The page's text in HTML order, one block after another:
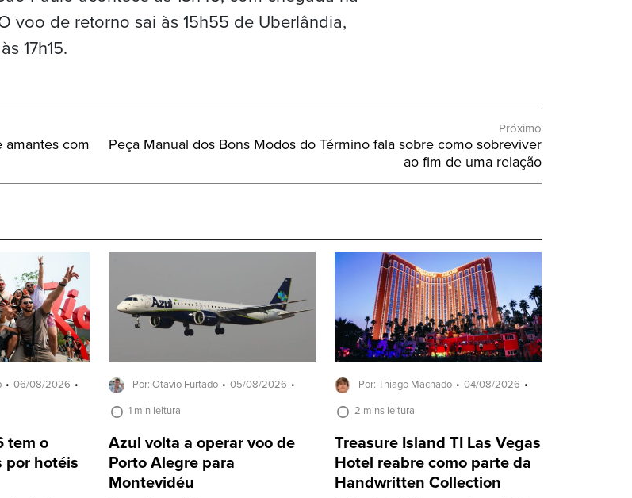
voo de retorno sai às 15h55 de Uberlândia,
17h15.
amantes com
Próximo
Próximo
Peça Manual dos Bons Modos do Término fala sobre como sobreviver
ao fim de uma relação
06/08/2026
tem o
por hotéis
Por: Otavio Furtado 05/08/2026
1 min leitura
Azul volta a operar voo de
Porto Alegre para
Montevidéu
Por: Thiago Machado 04/08/2026
2 mins leitura
Treasure Island TI Las Vegas
Hotel reabre como parte da
Handwritten Collection